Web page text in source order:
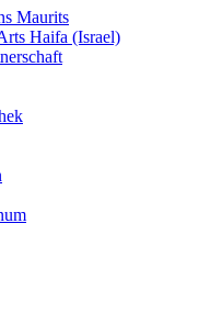
Maurits
Haifa (Israel)